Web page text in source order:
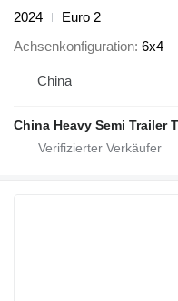
2024
Euro 2
Achsenkonfiguration 6x4
China
China Heavy Semi Trailer